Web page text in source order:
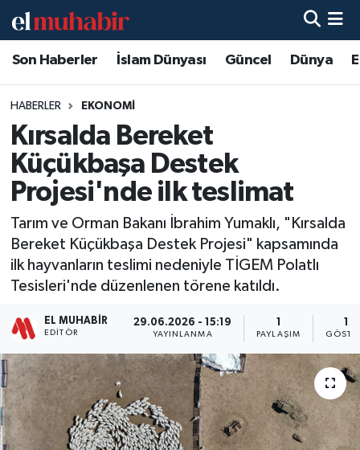
Son Haberler İslam Dünyası Güncel Dünya
HABERLER EKONOMI
Kırsalda Bereket
Küçükbaşa Destek
Projesi'nde ilk teslimat
Tarım ve Orman Bakanı İbrahim Yumaklı, "Kırsalda
Bereket Küçükbaşa Destek Projesi" kapsamında
ilk hayvanların teslimi nedeniyle TİGEM Polatlı
Tesisleri'nde düzenlenen törene katıldı.
EL MUHABIR
EDITÖR
29.06.2026 - 15:19
YAYINLANMA PAYLAŞIM
12
Hava Durumu
Trafik Durumu
Süper Lig Puan Durumu ve Fikstür
Tüm Manşetler
Son Dakika Haberleri
Haber Arşivi